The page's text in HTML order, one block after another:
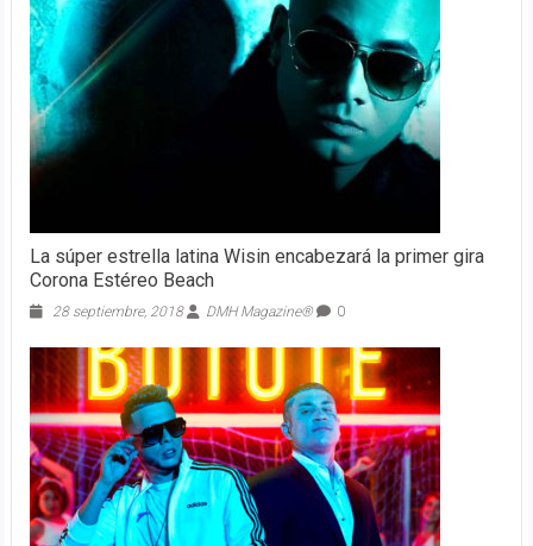
La súper estrella latina Wisin encabezará la primer gira
Corona Estéreo Beach
28 septiembre, 2018 DMH Magazine® 0